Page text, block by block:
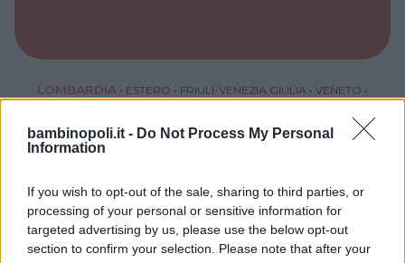
bambinopoli.it - Do Not Process My Personal
Information
If you wish to opt-out of the sale, sharing to third parties, or
processing of your personal or sensitive information for
targeted advertising by us, please use the below opt-out
section to confirm your selection. Please note that after your
LOMBARDIA • ESTERO • FRIULI-VENEZIA GIULIA • VENETO •
EVENTI MED
https://www.medanimazionefesteeventi.com/
Il servizio di animazione è attivo in tutto il
Nord Italia e in Svizzera